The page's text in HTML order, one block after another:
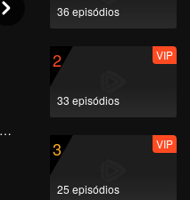
36 episódios
2
33 episódios
VIP
3
25 episódios
VIP